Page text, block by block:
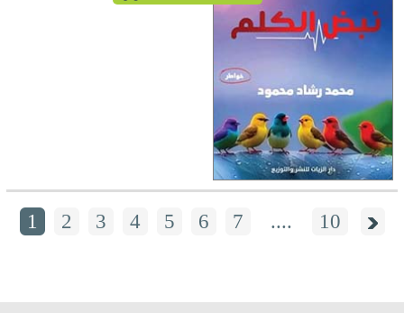
1 2 3 4 5 6 7 .... 10